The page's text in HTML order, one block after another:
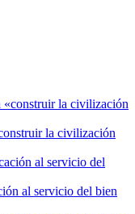
la civilización
al servicio del bien